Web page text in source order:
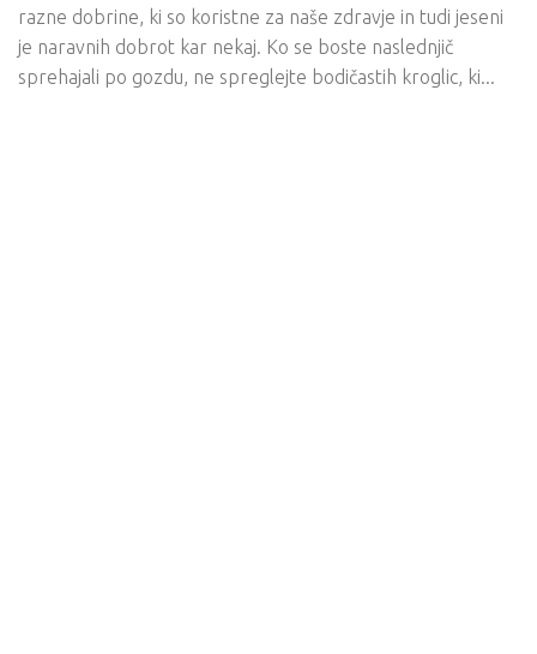
razne dobrine, ki so koristne za naše zdravje in tudi jeseni
je naravnih dobrot kar nekaj. Ko se boste naslednjič
sprehajali po gozdu, ne spreglejte bodičastih kroglic, ki...